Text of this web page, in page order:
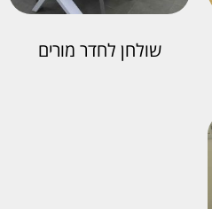
שולחן לחדר מורים